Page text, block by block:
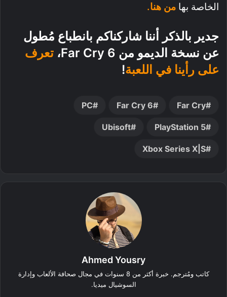
الخاصة بها من هنا.
جدير بالذكر أننا شاركناكم بانطباع مُطول
عن نسخة الديمو من Far Cry 6،
تعرف
على رأينا في اللعبة!
Far Cry
Far Cry 6
PC
PlayStation 5
Ubisoft
Xbox Series X|S
Ahmed Yousry
كاتب ومُترجم. خبرة أكثر من 8 سنوات في مجال صحافة الألعاب وإدارة
السوشيال ميديا.